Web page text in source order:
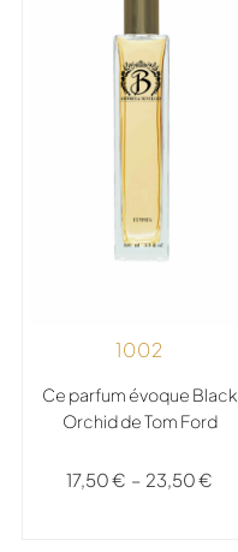
1002
Ce parfum évoque Black
Orchid de Tom Ford
17,50€ – 23,50€